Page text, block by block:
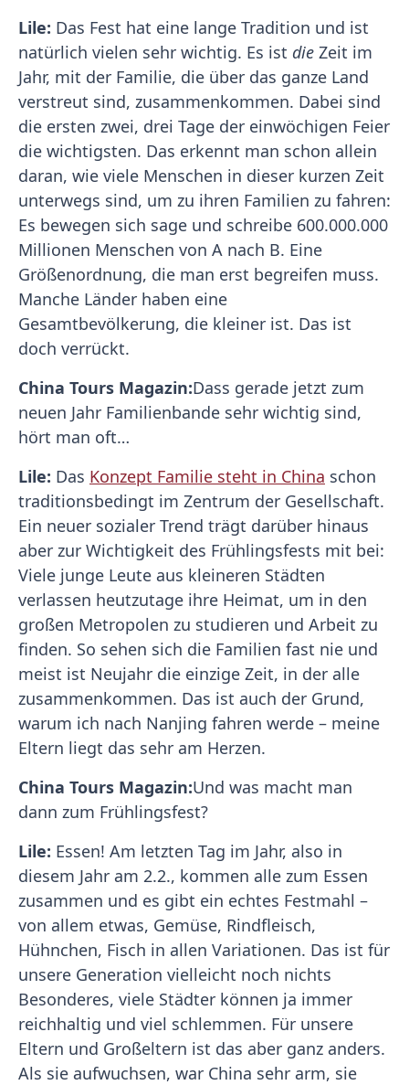
Lile: Das Fest hat eine lange Tradition und ist
natürlich vielen sehr wichtig. Es ist die Zeit im
Jahr, mit der Familie, die über das ganze Land
verstreut sind, zusammenkommen. Dabei sind
die ersten zwei, drei Tage der einwöchigen Feier
die wichtigsten. Das erkennt man schon allein
daran, wie viele Menschen in dieser kurzen Zeit
unterwegs sind, um zu ihren Familien zu fahren:
Es bewegen sich sage und schreibe 600.000.000
Millionen Menschen von A nach B. Eine
Größenordnung, die man erst begreifen muss.
Manche Länder haben eine
Gesamtbevölkerung, die kleiner ist. Das ist
doch verrückt.
China Tours Magazin:Dass gerade jetzt zum
neuen Jahr Familienbande sehr wichtig sind,
hört man oft…
Lile: Das Konzept Familie steht in China schon
traditionsbedingt im Zentrum der Gesellschaft.
Ein neuer sozialer Trend trägt darüber hinaus
aber zur Wichtigkeit des Frühlingsfests mit bei:
Viele junge Leute aus kleineren Städten
verlassen heutzutage ihre Heimat, um in den
großen Metropolen zu studieren und Arbeit zu
finden. So sehen sich die Familien fast nie und
meist ist Neujahr die einzige Zeit, in der alle
zusammenkommen. Das ist auch der Grund,
warum ich nach Nanjing fahren werde – meine
Eltern liegt das sehr am Herzen.
China Tours Magazin:Und was macht man
dann zum Frühlingsfest?
Lile: Essen! Am letzten Tag im Jahr, also in
diesem Jahr am 2.2., kommen alle zum Essen
zusammen und es gibt ein echtes Festmahl –
von allem etwas, Gemüse, Rindfleisch,
Hühnchen, Fisch in allen Variationen. Das ist für
unsere Generation vielleicht noch nichts
Besonderes, viele Städter können ja immer
reichhaltig und viel schlemmen. Für unsere
Eltern und Großeltern ist das aber ganz anders.
Als sie aufwuchsen, war China sehr arm, sie